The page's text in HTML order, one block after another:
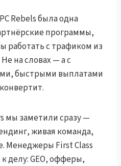
Rebels была одна
программы,
работать с трафиком из
на словах — а с
быстрыми выплатами
мы заметили сразу —
живая команда,
Менеджеры First Class
делу: GEO, офферы,